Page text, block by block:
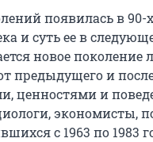
появилась в 90-
и суть ее в
новое поколение
предыдущего и
ценностями и
экономисты,
с 1963 по 1983